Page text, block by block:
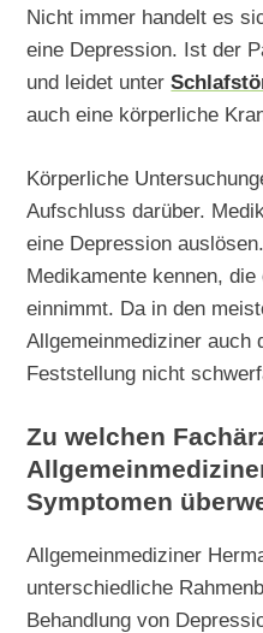
Nicht immer handelt es
eine Depression. Ist der
und leidet unter
auch eine körperliche
Körperliche
Aufschluss darüber.
eine Depression
Medikamente kennen,
einnimmt. Da in den
Allgemeinmediziner auch
Feststellung nicht
Zu welchen
Symptomen
Allgemeinmediziner
unterschiedliche
Behandlung von